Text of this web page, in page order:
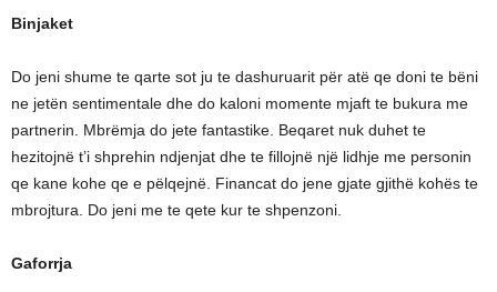
Binjaket
Do jeni shume te qarte sot ju te dashuruarit për atë qe doni te bëni
ne jetën sentimentale dhe do kaloni momente mjaft te bukura me
partnerin. Mbrëmja do jete fantastike. Beqaret nuk duhet te
hezitojnë t’i shprehin ndjenjat dhe te fillojnë një lidhje me personin
qe kane kohe qe e pëlqejnë. Financat do jene gjate gjithë kohës te
mbrojtura. Do jeni me te qete kur te shpenzoni.
Gaforrja